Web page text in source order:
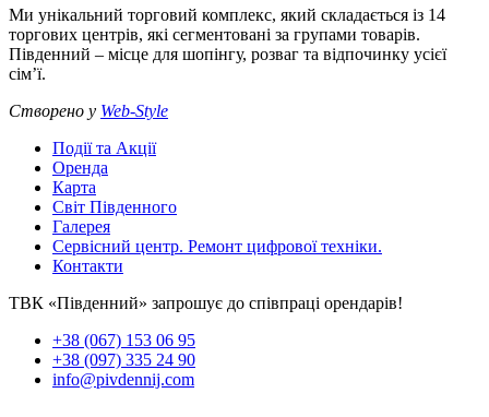
Ми унікальний торговий комплекс, який складається із 14
торгових центрів, які сегментовані за групами товарів.
Південний – місце для шопінгу, розваг та відпочинку усієї
сім’ї.
Створено у Web-Style
Події та Акції
Оренда
Карта
Світ Південного
Галерея
Сервісний центр. Ремонт цифрової техніки.
Контакти
ТВК «Південний» запрошує до співпраці орендарів!
+38 (067) 153 06 95
+38 (097) 335 24 90
info@pivdennij.com